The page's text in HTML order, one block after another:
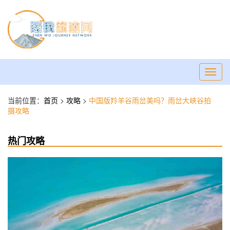
当前位置： 首页 > 攻略 > 中国版羚羊谷雨岔美吗？雨岔大峡谷拍
摄攻略
热门攻略